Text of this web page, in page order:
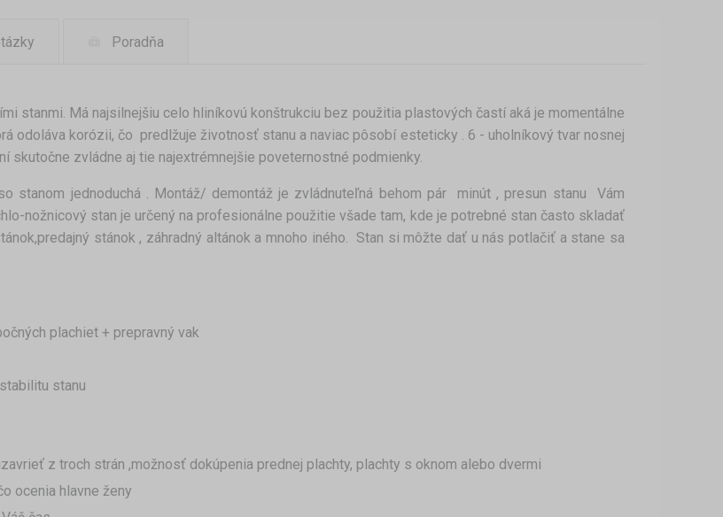
Poradňa
stanmi. Má najsilnejšiu celo hliníkovú konštrukciu bez použitia plastových častí aká je momentálne
odoláva korózii, čo predlžuje životnosť stanu a naviac pôsobí esteticky . 6 - uholníkový tvar nosnej
skutočne zvládne aj tie najextrémnejšie poveternostné podmienky.
stanom jednoduchá . Montáž/ demontáž je zvládnuteľná behom pár minút , presun stanu Vám
nožnicový stan je určený na profesionálne použitie všade tam, kde je potrebné stan často skladať
stánok , záhradný altánok a mnoho iného. Stan si môžte dať u nás potlačiť a stane sa
plachiet + prepravný vak
stanu
z troch strán ,možnosť dokúpenia prednej plachty, plachty s oknom alebo dvermi
ocenia hlavne ženy